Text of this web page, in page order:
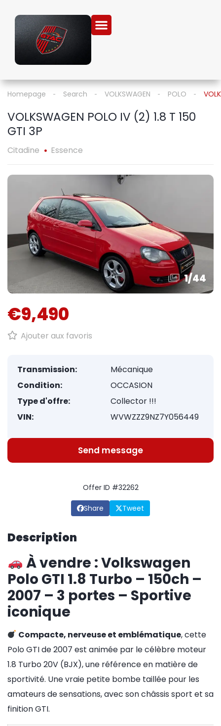
Homepage Search VOLKSWAGEN POLO
VOLKSWAGEN POLO IV (2) 1.8 T 150
GTI 3P
Citadine Essence
1/44
€9,490
Ajouter aux favoris
Transmission:
Mécanique
Condition:
OCCASION
Type d'offre:
Collector !!!
VIN:
WVWZZZ9NZ7Y056449
Send message
Offer ID #32262
Share Tweet
Description
À vendre :Volkswagen
Polo GTI 1.8 Turbo – 150ch –
2007 – 3 portes – Sportive
iconique
Compacte, nerveuse et emblématique, cette
Polo GTI de 2007 est animée par le célèbre moteur
1.8 Turbo 20V (BJX), une référence en matière de
sportivité. Une vraie petite bombe taillée pour les
amateurs de sensations, avec son châssis sport et sa
finition GTI.